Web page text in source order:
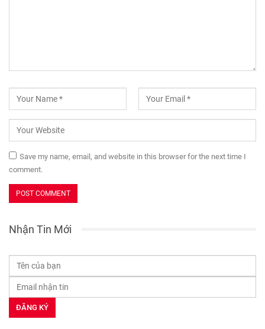
Save my name, email, and website in this browser for the next time I
comment.
Nhận Tin Mới